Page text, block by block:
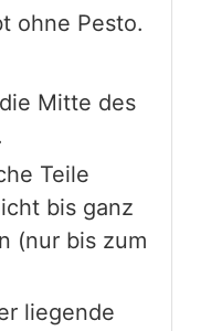
ohne Pesto.
Mitte des
Teile
bis ganz
(nur bis zum
liegende